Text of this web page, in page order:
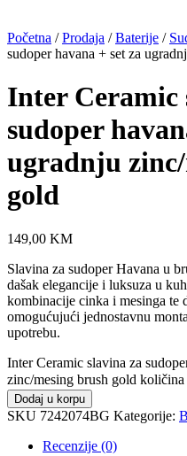
Početna /Prodaja /Baterije /
sudoper havana + set za
Inter Ceramic
sudoper
ugradnju
gold
149,00 KM
Slavina za sudoper Havana u
dašak elegancije i luksuza u
kombinacije cinka i mesinga te
omogućujući jednostavnu
upotrebu.
Inter Ceramic slavina za
zinc/mesing brush gold količina
Dodaj u korpu
SKU 7242074BG Kategorije:
Recenzije (0)